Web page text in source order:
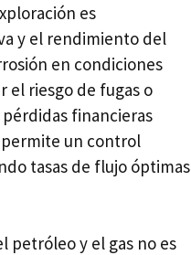
es
y el rendimiento del
en condiciones
el riesgo de fugas o
financieras
permite un control
tasas de flujo óptimas
petróleo y el gas no es